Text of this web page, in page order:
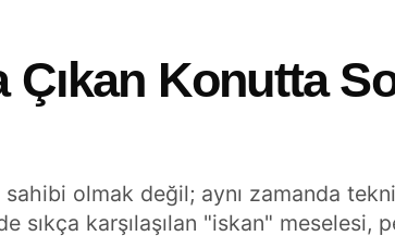
Çıkan Konutta
olmak değil; aynı zamanda
karşılaşılan "iskan" meselesi,